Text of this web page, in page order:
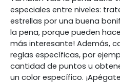
especiales entre niveles:
estrellas por una buena
la pena, porque pueden
más interesante! Además,
reglas específicas, por
cantidad de puntos u
un color específico.